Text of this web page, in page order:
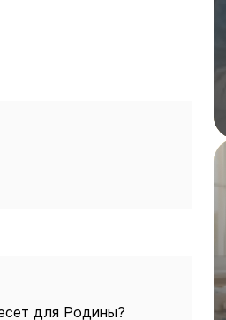
для Родины?